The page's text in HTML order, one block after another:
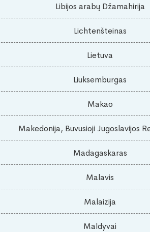
Libijos arabų Džamahirija
Lichtenšteinas
Lietuva
Liuksemburgas
Makao
Makedonija, Buvusioji Jugoslavijos
Madagaskaras
Malavis
Malaizija
Maldyvai